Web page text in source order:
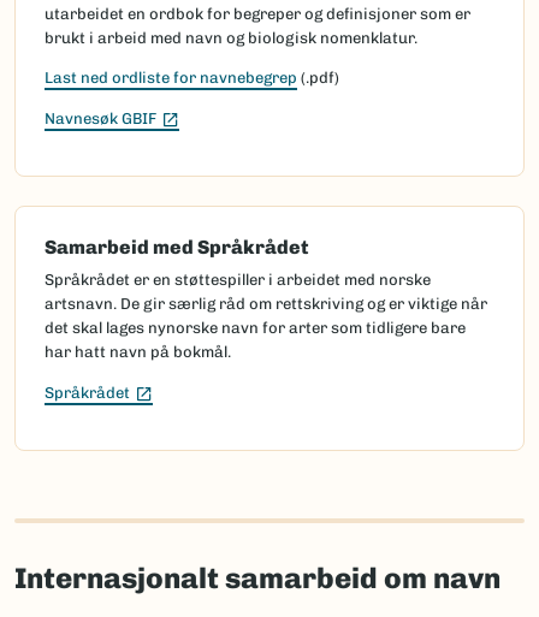
utarbeidet en ordbok for begreper og definisjoner som er
brukt i arbeid med navn og biologisk nomenklatur.
Last ned ordliste for navnebegrep (.pdf)
Navnesøk GBIF (Ekstern lenke)
Samarbeid med Språkrådet
Språkrådet er en støttespiller i arbeidet med norske
artsnavn. De gir særlig råd om rettskriving og er viktige når
det skal lages nynorske navn for arter som tidligere bare
har hatt navn på bokmål.
Språkrådet (Ekstern lenke)
Internasjonalt samarbeid om navn